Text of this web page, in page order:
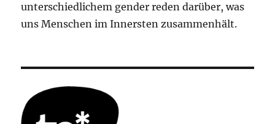
unterschiedlichem gender reden darüber, was
uns Menschen im Innersten zusammenhält.